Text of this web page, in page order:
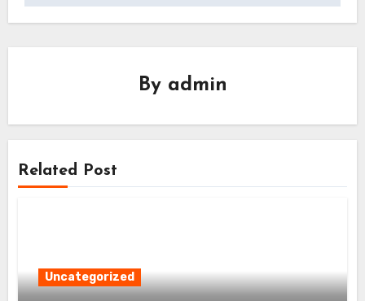
By admin
Related Post
Uncategorized